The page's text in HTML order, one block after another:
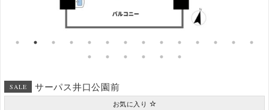
SALE サーパス井口公園前
お気に入り